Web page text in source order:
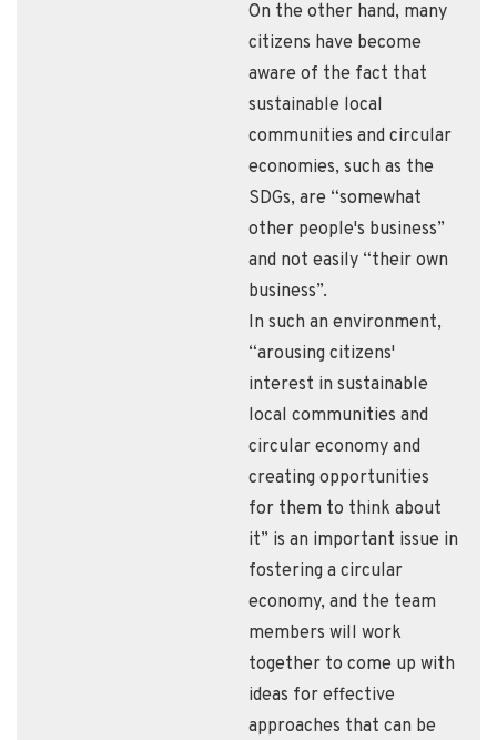
On the other hand, many
citizens have become
aware of the fact that
sustainable local
communities and circular
economies, such as the
SDGs, are “somewhat
other people's business”
and not easily “their own
business”.
In such an environment,
“arousing citizens'
interest in sustainable
local communities and
circular economy and
creating opportunities
for them to think about
it” is an important issue in
fostering a circular
economy, and the team
members will work
together to come up with
ideas for effective
approaches that can be